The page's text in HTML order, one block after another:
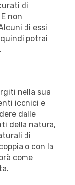
di
non
di essi
potrai
nella sua
iconici e
dalle
della natura,
di
o con la
come